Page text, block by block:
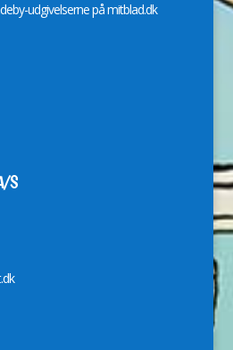
udgivelserne påmitblad.dk
S